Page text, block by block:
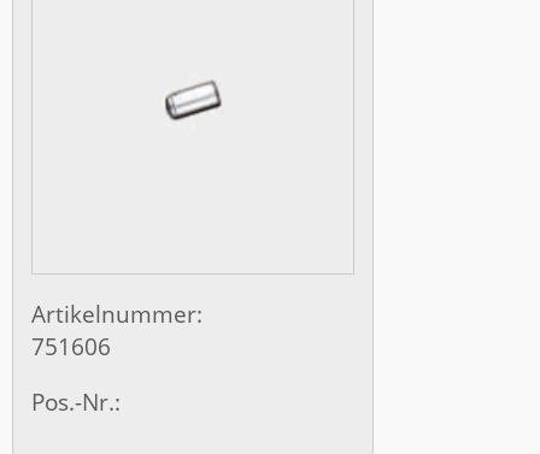
Artikelnummer:
751606
Pos.-Nr.: